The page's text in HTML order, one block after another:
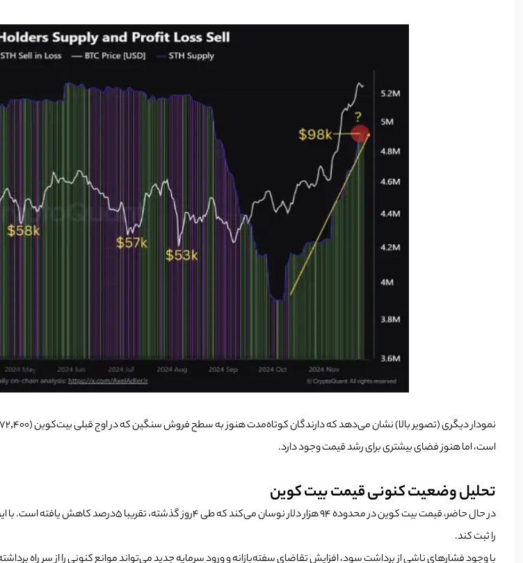
است، اما هنوز فضای بیشتری برای رشد قیمت وجود دارد.
تحلیل وضعیت کنونی قیمت بیت کوین
را ثبت کند.